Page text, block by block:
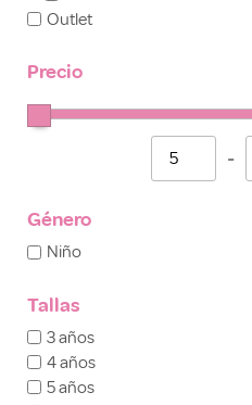
Outlet
Precio
-
Género
Niño
Tallas
3 años
4 años
5 años